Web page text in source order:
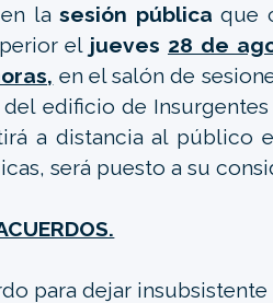
la sesión pública que
el jueves 28 de
en el salón de
edificio de Insurgentes
a distancia al público
será puesto a su
para dejar